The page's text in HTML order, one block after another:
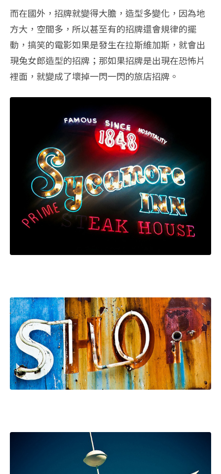
而在國外，招牌就變得大膽，造型多變化，因為地
方大，空間多，所以甚至有的招牌還會規律的擺
動，搞笑的電影如果是發生在拉斯維加斯，就會出
現兔女郎造型的招牌；那如果招牌是出現在恐怖片
裡面，就變成了壞掉一閃一閃的旅店招牌。